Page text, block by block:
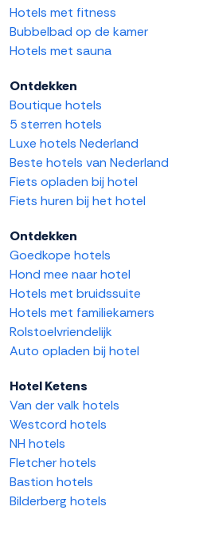
Hotels met fitness
Bubbelbad op de kamer
Hotels met sauna
Ontdekken
Boutique hotels
5 sterren hotels
Luxe hotels Nederland
Beste hotels van Nederland
Fiets opladen bij hotel
Fiets huren bij het hotel
Ontdekken
Goedkope hotels
Hond mee naar hotel
Hotels met bruidssuite
Hotels met familiekamers
Rolstoelvriendelijk
Auto opladen bij hotel
Hotel Ketens
Van der valk hotels
Westcord hotels
NH hotels
Fletcher hotels
Bastion hotels
Bilderberg hotels